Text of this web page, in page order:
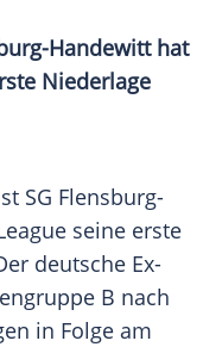
Handewitt hat
Niederlage
SG Flensburg-
seine erste
deutsche Ex-
B nach
in Folge am